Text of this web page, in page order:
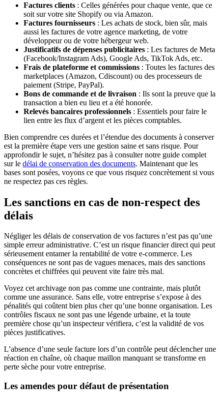
Factures clients : Celles générées pour chaque vente, que ce
soit sur votre site Shopify ou via Amazon.
Factures fournisseurs : Les achats de stock, bien sûr, mais
aussi les factures de votre agence marketing, de votre
développeur ou de votre hébergeur web.
Justificatifs de dépenses publicitaires : Les factures de Meta
(Facebook/Instagram Ads), Google Ads, TikTok Ads, etc.
Frais de plateforme et commissions : Toutes les factures des
marketplaces (Amazon, Cdiscount) ou des processeurs de
paiement (Stripe, PayPal).
Bons de commande et de livraison : Ils sont la preuve que la
transaction a bien eu lieu et a été honorée.
Relevés bancaires professionnels : Essentiels pour faire le
lien entre les flux d’argent et les pièces comptables.
Bien comprendre ces durées et l’étendue des documents à conserver
est la première étape vers une gestion saine et sans risque. Pour
approfondir le sujet, n’hésitez pas à consulter notre guide complet
sur le délai de conservation des documents. Maintenant que les
bases sont posées, voyons ce que vous risquez concrètement si vous
ne respectez pas ces règles.
Les sanctions en cas de non-respect des
délais
Négliger les délais de conservation de vos factures n’est pas qu’une
simple erreur administrative. C’est un risque financier direct qui peut
sérieusement entamer la rentabilité de votre e-commerce. Les
conséquences ne sont pas de vagues menaces, mais des sanctions
concrètes et chiffrées qui peuvent vite faire très mal.
Voyez cet archivage non pas comme une contrainte, mais plutôt
comme une assurance. Sans elle, votre entreprise s’expose à des
pénalités qui coûtent bien plus cher qu’une bonne organisation. Les
contrôles fiscaux ne sont pas une légende urbaine, et la toute
première chose qu’un inspecteur vérifiera, c’est la validité de vos
pièces justificatives.
L’absence d’une seule facture lors d’un contrôle peut déclencher une
réaction en chaîne, où chaque maillon manquant se transforme en
perte sèche pour votre entreprise.
Les amendes pour défaut de présentation